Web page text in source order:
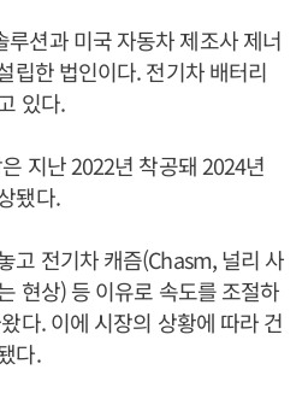
루션과 미국 자동차 제조사 제너
립한 법인이다. 전기차 배터리
있다.
지난 2022년 착공돼 2024년
됐다.
고 전기차 캐즘(Chasm, 널리 사
현상) 등 이유로 속도를 조절하
다. 이에 시장의 상황에 따라 건
다.